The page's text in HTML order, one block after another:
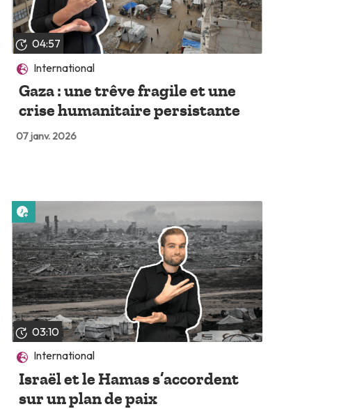
04:57
International
Gaza : une trêve fragile et une
crise humanitaire persistante
07 janv. 2026
03:10
International
Israël et le Hamas s’accordent
sur un plan de paix